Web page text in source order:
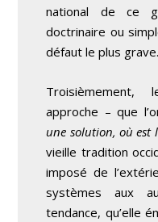
national de ce
doctrinaire ou
défaut le plus grave.
approche – que
une solution, où est
vieille tradition
imposé de
systèmes aux
tendance, qu’elle